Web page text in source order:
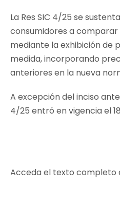
La Res SIC 4/25 se
consumidores a
mediante la exhibición de
medida, incorporando
anteriores en la nueva
A excepción del inciso
4/25 entró en vigencia el
Acceda el texto completo